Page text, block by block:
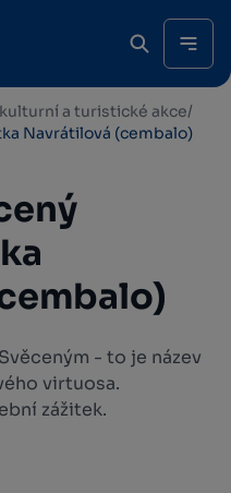
a turistické akce/
Navrátilová (cembalo)
- to je název
virtuosa.
zážitek.